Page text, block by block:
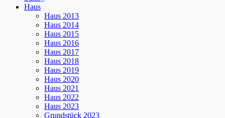
Haus
Haus 2013
Haus 2014
Haus 2015
Haus 2016
Haus 2017
Haus 2018
Haus 2019
Haus 2020
Haus 2021
Haus 2022
Haus 2023
Grundstück 2023